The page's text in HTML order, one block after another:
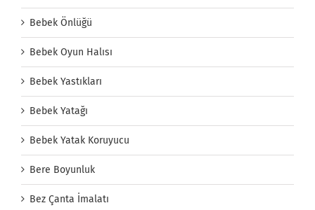
Bebek Önlüğü
Bebek Oyun Halısı
Bebek Yastıkları
Bebek Yatağı
Bebek Yatak Koruyucu
Bere Boyunluk
Bez Çanta İmalatı